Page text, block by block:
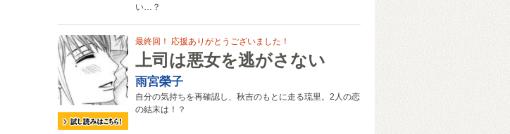
い…？
最終回！ 応援ありがとうございました！
上司は悪女を逃がさない
雨宮榮子
自分の気持ちを再確認し、秋吉のもとに走る琉里。2人の恋
の結末は！？